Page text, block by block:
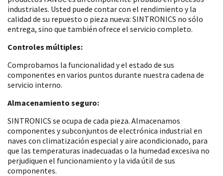
industriales. Usted puede contar con el rendimiento y la
calidad de su repuesto o pieza nueva: SINTRONICS no sólo
entrega, sino que también ofrece el servicio completo.
Controles múltiples:
Comprobamos la funcionalidad y el estado de sus
componentes en varios puntos durante nuestra cadena de
servicio interno.
Almacenamiento seguro:
SINTRONICS se ocupa de cada pieza. Almacenamos
componentes y subconjuntos de electrónica industrial en
naves con climatización especial y aire acondicionado, para
que las temperaturas inadecuadas o la humedad excesiva no
perjudiquen el funcionamiento y la vida útil de sus
componentes.